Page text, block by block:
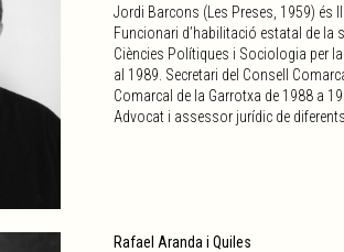
Jordi Barcons (Les Preses, 1959) és
Funcionari d’habilitació estatal de la
Ciències Polítiques i Sociologia per la
al 1989. Secretari del Consell
Comarcal de la Garrotxa de 1988 a
Advocat i assessor jurídic de
Rafael Aranda i Quiles